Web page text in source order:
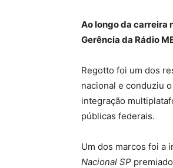
Ao longo da carreira
Gerência da Rádio
Regotto foi um dos
nacional e conduziu
integração
públicas federais.
Um dos marcos foi a
Nacional SP